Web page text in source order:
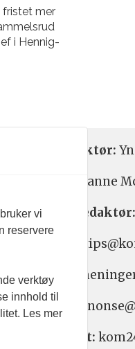
fristet mer
i Hennig-
Nyhetsredaktør:
Hanne
Ansvarlig redaktør:
Nyhetstips:
Meninger:
Annonse:
Abonnement:
vi
reservere
verktøy
innhold til
Les mer